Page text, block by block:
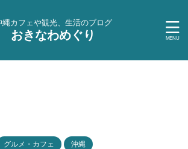
縄カフェや観光、生活のブログ
おきなわめぐり
グルメ・カフェ 沖縄